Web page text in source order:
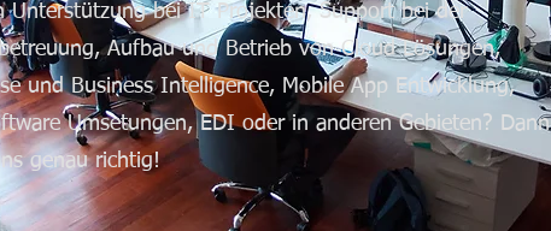
Unterstützung bei IT Projekten, Support bei der
Aufbau und Betrieb von Cloud Lösungen,
und Business Intelligence, Mobile App Entwicklung,
Umsetungen, EDI oder in anderen Gebieten? Dann
genau richtig!